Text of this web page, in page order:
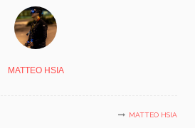
MATTEO HSIA
MATTEO HSIA